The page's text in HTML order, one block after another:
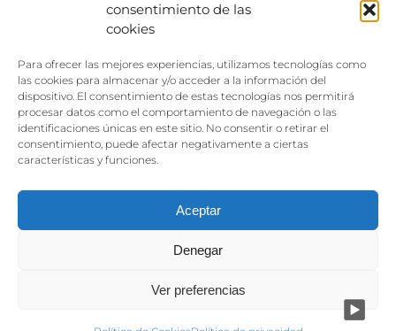
consentimiento de las
cookies
Para ofrecer las mejores experiencias, utilizamos tecnologías como
las cookies para almacenar y/o acceder a la información del
dispositivo. El consentimiento de estas tecnologías nos permitirá
procesar datos como el comportamiento de navegación o las
identificaciones únicas en este sitio. No consentir o retirar el
consentimiento, puede afectar negativamente a ciertas
características y funciones.
Aceptar
Denegar
Ver preferencias
El empleo, la gran llave para una vida
independiente: Fundación Dfa reclama un
impulso decidido a la inclusión laboral de las
personas con discapacidad
Clown, circo y magia: el Jardín de las Artes
de julio con su segundo “Festival